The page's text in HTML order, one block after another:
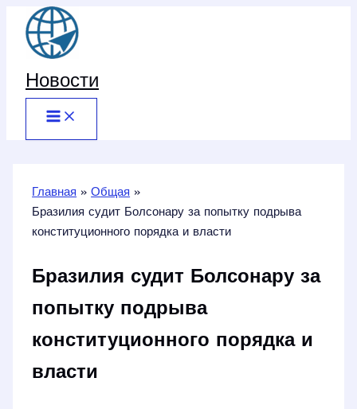
Перейти
содержимому
Новости
Главная
Общая
Бразилия судит Болсонару за попытку подрыва
конституционного порядка и власти
Бразилия судит Болсонару за
попытку подрыва
конституционного порядка и
власти